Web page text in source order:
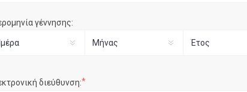
γέννησης:
διεύθυνση:*